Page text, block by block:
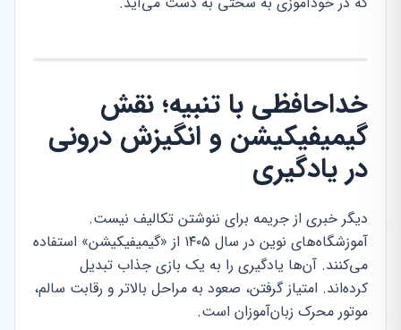
خداحافظی با تنبیه؛ نقش
گیمیفیکیشن و انگیزش درونی
در یادگیری
دیگر خبری از جریمه برای ننوشتن تکالیف نیست.
آموزشگاه‌های نوین در سال ۱۴۰۵ از «گیمیفیکیشن» استفاده
می‌کنند. آن‌ها یادگیری را به یک بازی جذاب تبدیل
کرده‌اند. امتیاز گرفتن، صعود به مراحل بالاتر و رقابت سالم،
موتور محرک زبان‌آموزان است.